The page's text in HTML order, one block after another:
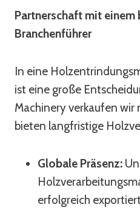
Partnerschaft mit einem
Branchenführer
In eine
ist eine große
Machinery verkaufen wir
bieten langfristige
Globale Präsenz:
erfolgreich